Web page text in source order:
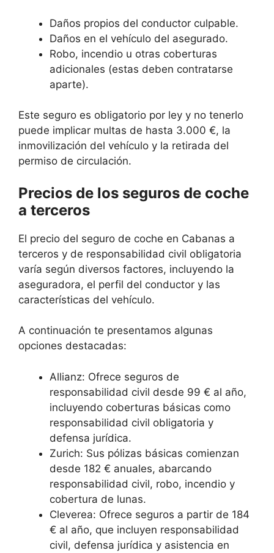
Daños propios del conductor culpable.
Daños en el vehículo del asegurado.
Robo, incendio u otras coberturas
adicionales (estas deben contratarse
aparte).
Este seguro es obligatorio por ley y no tenerlo
puede implicar multas de hasta 3.000 €, la
inmovilización del vehículo y la retirada del
permiso de circulación.
Precios de los seguros de coche
a terceros
El precio del seguro de coche en Cabanas a
terceros y de responsabilidad civil obligatoria
varía según diversos factores, incluyendo la
aseguradora, el perfil del conductor y las
características del vehículo.
A continuación te presentamos algunas
opciones destacadas:
Allianz: Ofrece seguros de
responsabilidad civil desde 99 € al año,
incluyendo coberturas básicas como
responsabilidad civil obligatoria y
defensa jurídica.
Zurich: Sus pólizas básicas comienzan
desde 182 € anuales, abarcando
responsabilidad civil, robo, incendio y
cobertura de lunas.
Cleverea: Ofrece seguros a partir de 184
€ al año, que incluyen responsabilidad
civil, defensa jurídica y asistencia en